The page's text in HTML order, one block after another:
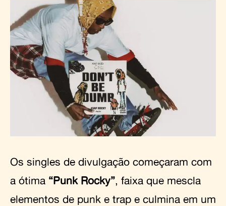
Os singles de divulgação começaram com
a ótima “Punk Rocky”, faixa que mescla
elementos de punk e trap e culmina em um